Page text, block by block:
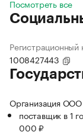
Посмотреть все
1008427443
Организация
поставщик в 1
000 ₽